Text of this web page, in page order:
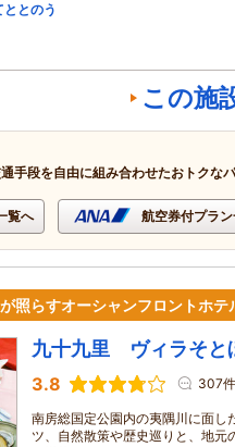
とのう
この施
手段を自由に組み合わせたおトクな
覧へ 航空券付プラ
照らすオーシャンフロントホテ
九十九里 ヴィラそと
3.8 307件
南房総国定公園内の夷隅川に面し
ツ、自然散策や歴史巡りと、地元